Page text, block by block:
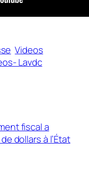
Videos
Lavdc
fiscal a
dollars à l’État